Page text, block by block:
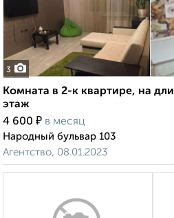
3
Комната в 2-к квартире, на
этаж
4 600 ₽ в месяц
Народный бульвар 103
Агентство, 08.01.2023